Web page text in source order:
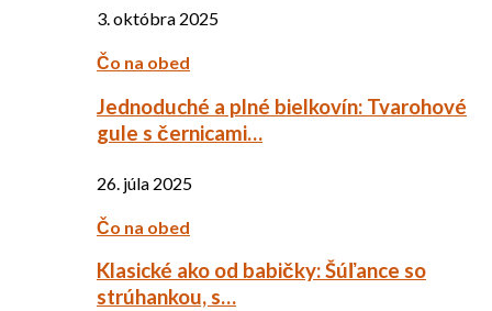
3. októbra 2025
Čo na obed
Jednoduché a plné bielkovín: Tvarohové
gule s černicami…
26. júla 2025
Čo na obed
Klasické ako od babičky: Šúľance so
strúhankou, s…